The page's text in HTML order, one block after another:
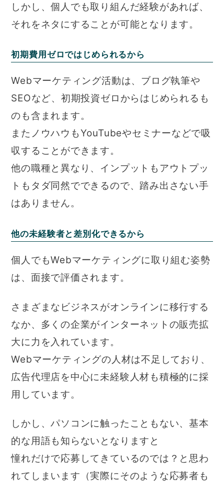
しかし、個人でも取り組んだ経験があれば、
それをネタにすることが可能となります。
初期費用ゼロではじめられるから
Webマーケティング活動は、ブログ執筆や
SEOなど、初期投資ゼロからはじめられるも
のも含まれます。
またノウハウもYouTubeやセミナーなどで吸
収することができます。
他の職種と異なり、インプットもアウトプッ
トもタダ同然でできるので、踏み出さない手
はありません。
他の未経験者と差別化できるから
個人でもWebマーケティングに取り組む姿勢
は、面接で評価されます。
さまざまなビジネスがオンラインに移行する
なか、多くの企業がインターネットの販売拡
大に力を入れています。
Webマーケティングの人材は不足しており、
広告代理店を中心に未経験人材も積極的に採
用しています。
しかし、パソコンに触ったこともない、基本
的な用語も知らないとなりますと
憧れだけで応募してきているのでは？と思わ
れてしまいます（実際にそのような応募者も